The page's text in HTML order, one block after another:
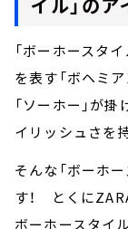
「ボーホースタ
を表す「ボヘミ
「ソーホー」が
イリッシュさを
そんな「ボーホ
す！ とくに
ボーホースタイ